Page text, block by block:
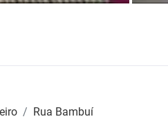
Rua Bambuí